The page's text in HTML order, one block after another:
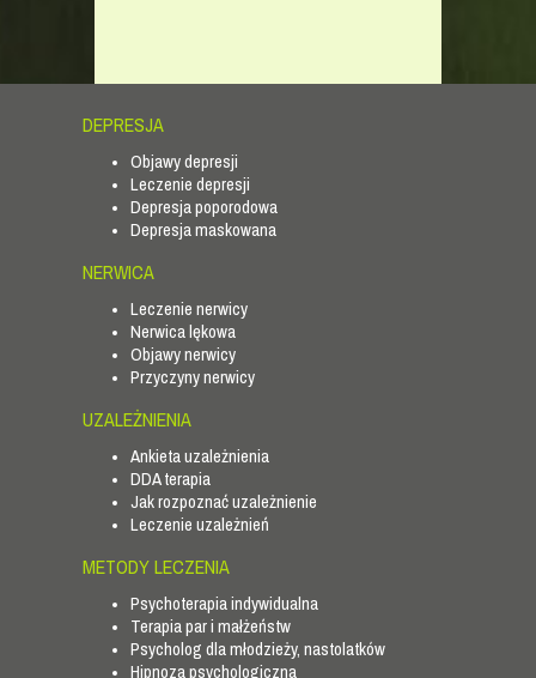
DEPRESJA
Objawy depresji
Leczenie depresji
Depresja poporodowa
Depresja maskowana
NERWICA
Leczenie nerwicy
Nerwica lękowa
Objawy nerwicy
Przyczyny nerwicy
UZALEŻNIENIA
Ankieta uzależnienia
DDA terapia
Jak rozpoznać uzależnienie
Leczenie uzależnień
METODY LECZENIA
Psychoterapia indywidualna
Terapia par i małżeństw
Psycholog dla młodzieży, nastolatków
Hipnoza psychologiczna